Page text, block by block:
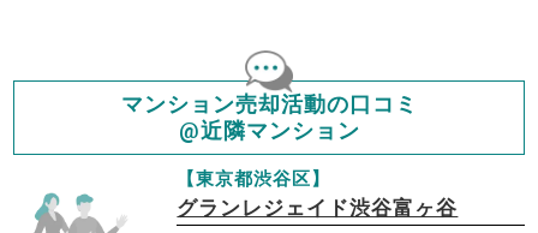
マンション売却活動の口コミ
@近隣マンション
【東京都渋谷区】
グランレジェイド渋谷富ヶ谷